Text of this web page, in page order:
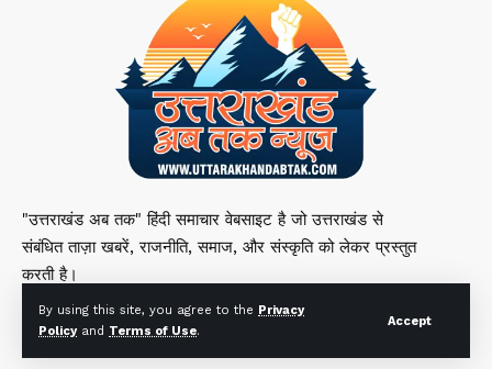
By using this site, you agree to the Privacy
Policyand Terms of Use.
Accept
"उत्तराखंड अब तक" हिंदी समाचार वेबसाइट है जो उत्तराखंड से
संबंधित ताज़ा खबरें, राजनीति, समाज, और संस्कृति को लेकर प्रस्तुत
करती है।